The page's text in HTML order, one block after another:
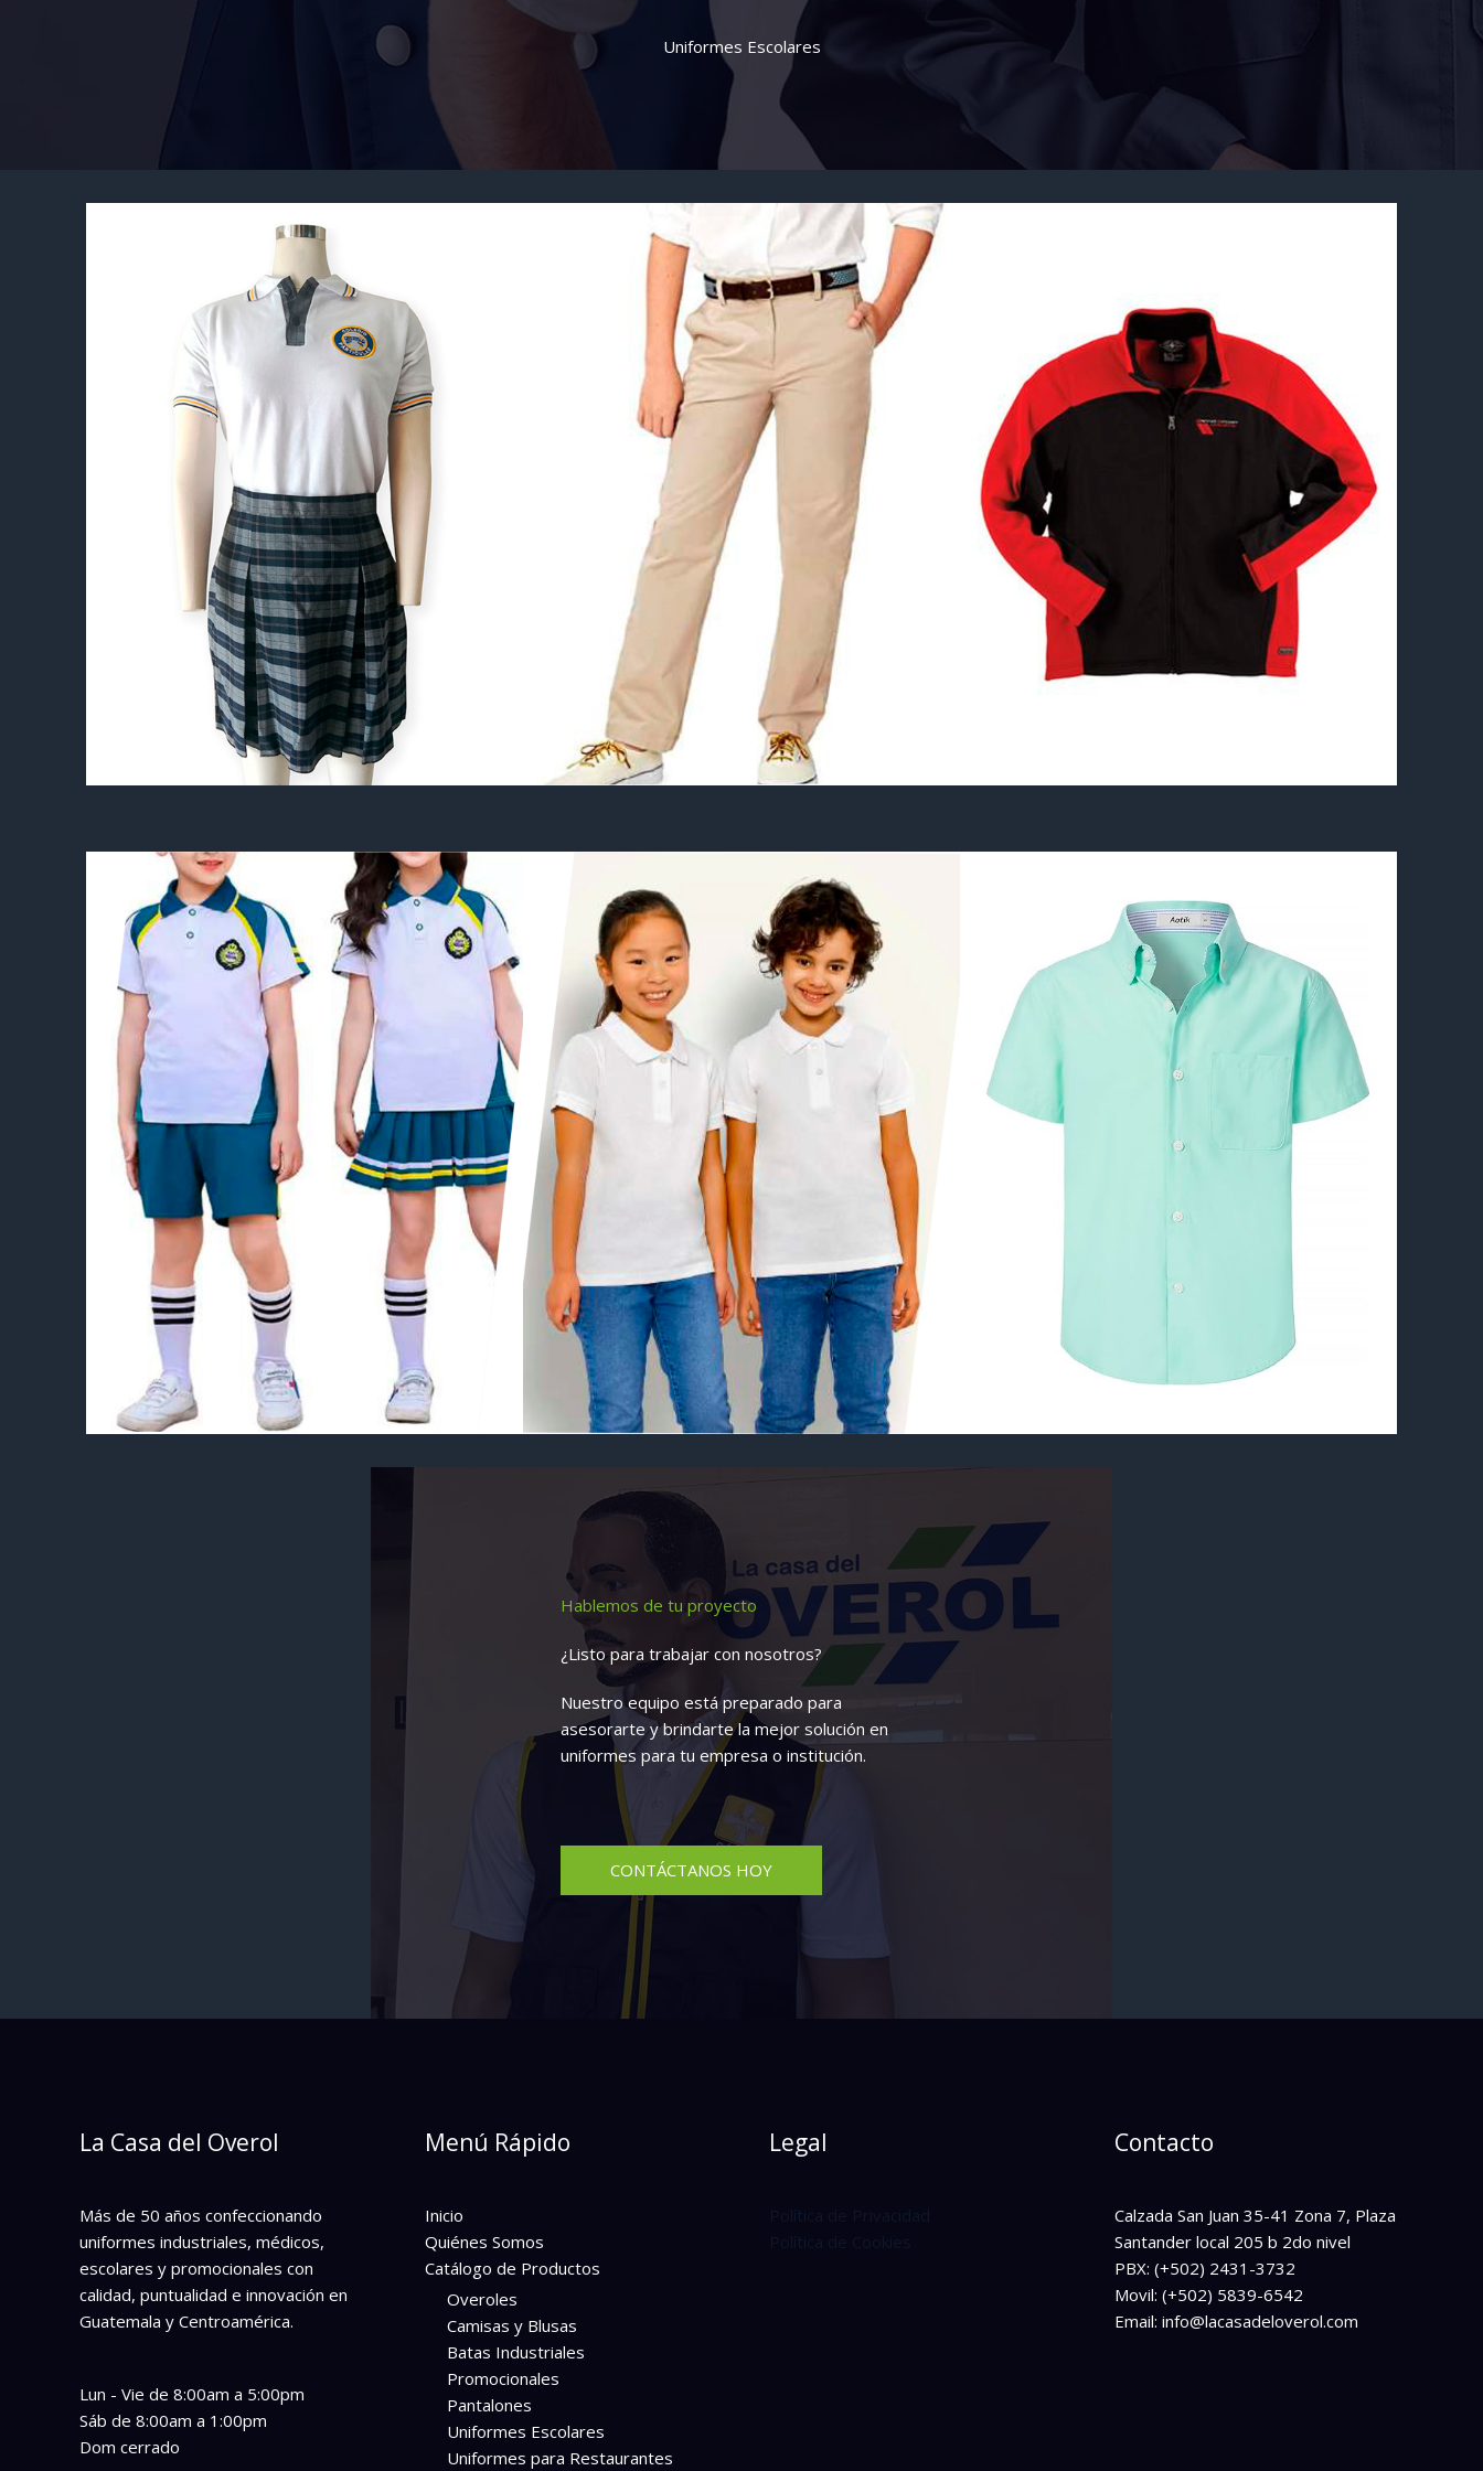
Uniformes Escolares
Hablemos de tu proyecto
¿Listo para trabajar con nosotros?
Nuestro equipo está preparado para
asesorarte y brindarte la mejor solución en
uniformes para tu empresa o institución.
CONTÁCTANOS HOY
La Casa del Overol
Más de 50 años confeccionando
uniformes industriales, médicos,
escolares y promocionales con
calidad, puntualidad e innovación en
Guatemala y Centroamérica.
Lun - Vie de 8:00am a 5:00pm
Sáb de 8:00am a 1:00pm
Dom cerrado
Menú Rápido
Inicio
Quiénes Somos
Catálogo de Productos
Overoles
Camisas y Blusas
Batas Industriales
Promocionales
Pantalones
Uniformes Escolares
Uniformes para Restaurantes
Legal Contacto
Calzada San Juan 35-41 Zona 7, Plaza
Santander local 205 b 2do nivel
PBX: (+502) 2431-3732
Movil: (+502) 5839-6542
Email: info@lacasadeloverol.com